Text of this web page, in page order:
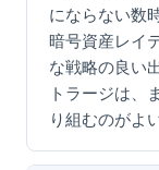
にならない数
暗号資産レイ
な戦略の良い
トラージは、
り組むのがよ